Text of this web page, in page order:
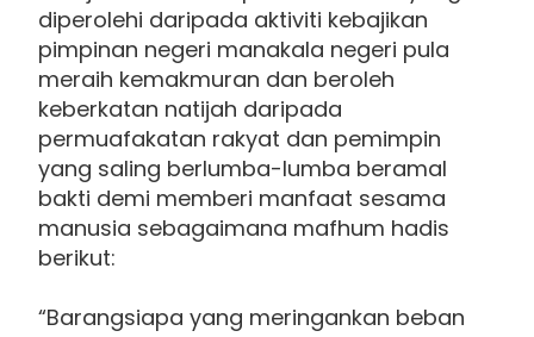
diperolehi daripada aktiviti kebajikan
pimpinan negeri manakala negeri pula
meraih kemakmuran dan beroleh
keberkatan natijah daripada
permuafakatan rakyat dan pemimpin
yang saling berlumba-lumba beramal
bakti demi memberi manfaat sesama
manusia sebagaimana mafhum hadis
berikut:
“Barangsiapa yang meringankan beban